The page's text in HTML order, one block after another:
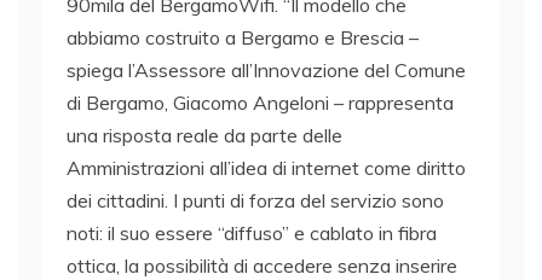
90mila del BergamoWifi. “Il modello che
abbiamo costruito a Bergamo e Brescia –
spiega l’Assessore all’Innovazione del Comune
di Bergamo, Giacomo Angeloni – rappresenta
una risposta reale da parte delle
Amministrazioni all’idea di internet come diritto
dei cittadini. I punti di forza del servizio sono
noti: il suo essere “diffuso” e cablato in fibra
ottica, la possibilità di accedere senza inserire